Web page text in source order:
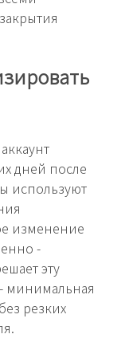
дней после
используют
изменение
-
эту
минимальная
резких